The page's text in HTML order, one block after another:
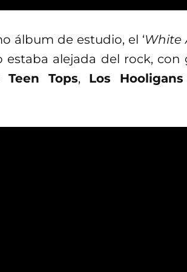
álbum de estudio, el ‘White
alejada del rock, con
Teen Tops, Los Hooligans